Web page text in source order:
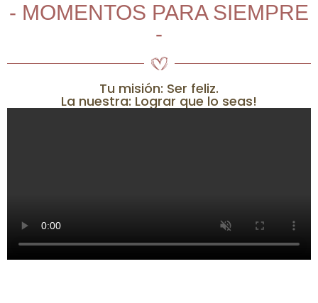
- MOMENTOS PARA SIEMPRE
-
Tu misión: Ser feliz.
La nuestra: Lograr que lo seas!